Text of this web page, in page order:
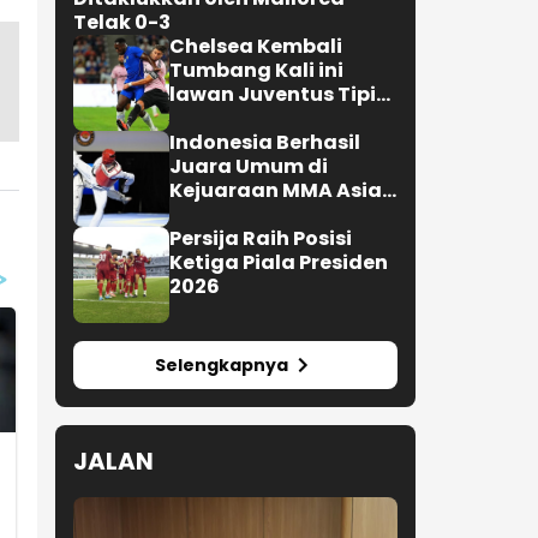
Pramusim Perdana PSG
Ditaklukkan oleh Mallorca
Telak 0-3
Chelsea Kembali
Tumbang Kali ini
lawan Juventus Tipis
Indonesia Berhasil
Juara Umum di
Kejuaraan MMA Asian